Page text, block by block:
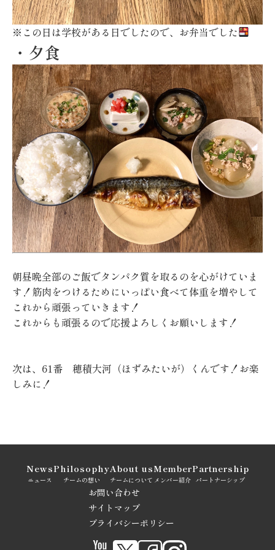
※この日は学校がある日でしたので、お弁当でした
・夕食
朝昼晩全部のご飯でタンパク質を取るのを心がけていま
す！筋肉をつけるためにいっぱい食べて体重を増やして
これから頑張っていきます！
これからも頑張るので応援よろしくお願いします！
次は、61番 穂積大河（ほずみたいが）くんです！お楽
しみに！
ニュース
News
チームの想い
Philosophy
チームについて
About us
メンバー紹介
Member
パートナーシップ
Partnership
お問い合わせ
サイトマップ
プライバシーポリシー